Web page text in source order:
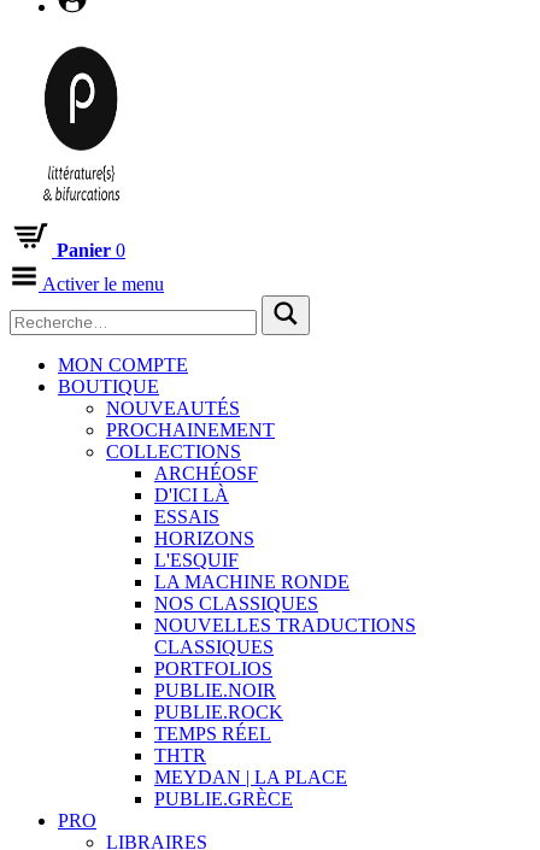
Panier 0
Activer le menu
MON COMPTE
BOUTIQUE
NOUVEAUTÉS
PROCHAINEMENT
COLLECTIONS
ARCHÉOSF
D'ICI LÀ
ESSAIS
HORIZONS
L'ESQUIF
LA MACHINE RONDE
NOS CLASSIQUES
NOUVELLES TRADUCTIONS
CLASSIQUES
PORTFOLIOS
PUBLIE.NOIR
PUBLIE.ROCK
TEMPS RÉEL
THTR
MEYDAN | LA PLACE
PUBLIE.GRÈCE
PRO
LIBRAIRES